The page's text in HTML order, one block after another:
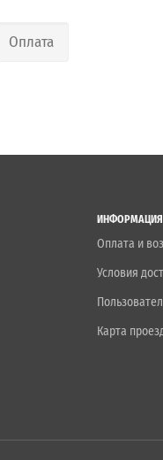
Оплата
ИНФОРМАЦИЯ
Оплата и
Условия
Карта